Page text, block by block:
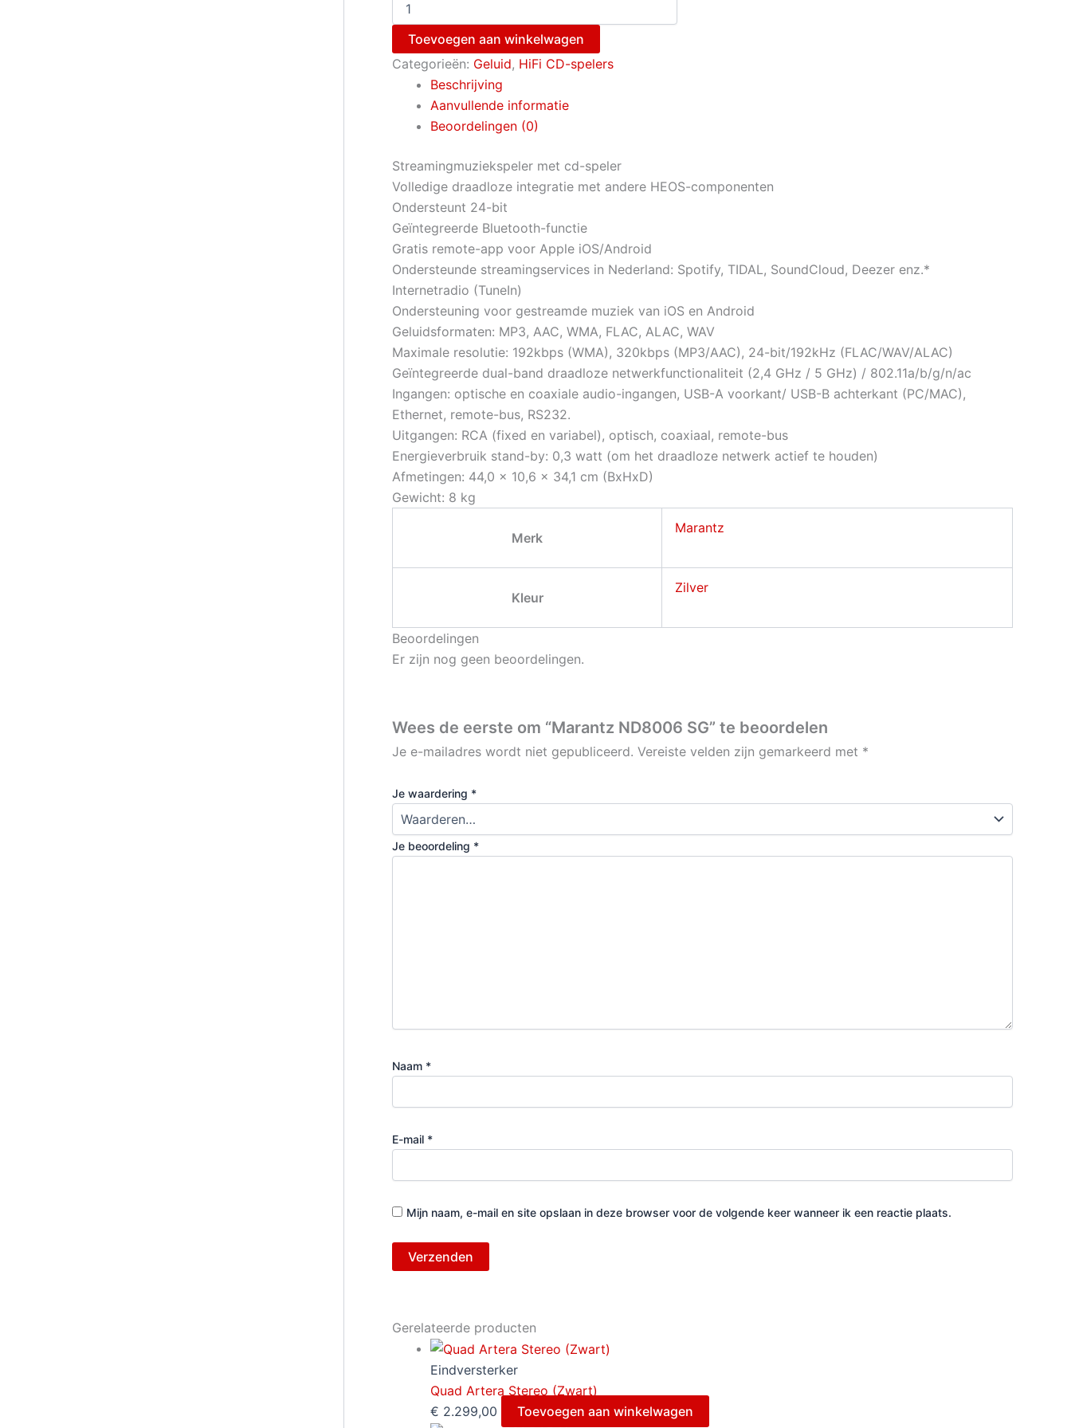
Toevoegen aan winkelwagen
Categorieën: Geluid, HiFi CD-spelers
Beschrijving
Aanvullende informatie
Beoordelingen (0)
Streamingmuziekspeler met cd-speler
Volledige draadloze integratie met andere HEOS-componenten
Ondersteunt 24-bit
Geïntegreerde Bluetooth-functie
Gratis remote-app voor Apple iOS/Android
Ondersteunde streamingservices in Nederland: Spotify, TIDAL, SoundCloud, Deezer enz.*
Internetradio (TuneIn)
Ondersteuning voor gestreamde muziek van iOS en Android
Geluidsformaten: MP3, AAC, WMA, FLAC, ALAC, WAV
Maximale resolutie: 192kbps (WMA), 320kbps (MP3/AAC), 24-bit/192kHz (FLAC/WAV/ALAC)
Geïntegreerde dual-band draadloze netwerkfunctionaliteit (2,4 GHz / 5 GHz) / 802.11a/b/g/n/ac
Ingangen: optische en coaxiale audio-ingangen, USB-A voorkant/ USB-B achterkant (PC/MAC),
Ethernet, remote-bus, RS232.
Uitgangen: RCA (fixed en variabel), optisch, coaxiaal, remote-bus
Energieverbruik stand-by: 0,3 watt (om het draadloze netwerk actief te houden)
Afmetingen: 44,0 x 10,6 x 34,1 cm (BxHxD)
Gewicht: 8 kg
Merk
Marantz
Kleur
Zilver
Beoordelingen
Er zijn nog geen beoordelingen.
Wees de eerste om “Marantz ND8006 SG” te beoordelen
Je e-mailadres wordt niet gepubliceerd. Vereiste velden zijn gemarkeerd met *
Je waardering *
Je beoordeling *
Naam *
E-mail *
Mijn naam, e-mail en site opslaan in deze browser voor de volgende keer wanneer ik een reactie plaats.
Gerelateerde producten
Eindversterker
Quad Artera Stereo (Zwart)
€ 2.299,00 Toevoegen aan winkelwagen